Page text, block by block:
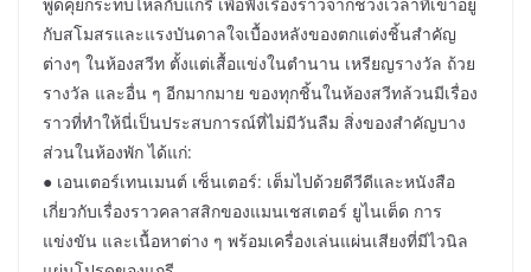
กับสโมสรและแรงบันดาลใจเบื้องหลังของตกแต่งชิ้นสำคัญ
ต่างๆ ในห้องสวีท ตั้งแต่เสื้อแข่งในตำนาน เหรียญรางวัล ถ้วย
รางวัล และอื่น ๆ อีกมากมาย ของทุกชิ้นในห้องสวีทล้วนมีเรื่อง
ราวที่ทำให้นี่เป็นประสบการณ์ที่ไม่มีวันลืม สิ่งของสำคัญบาง
ส่วนในห้องพัก ได้แก่:
● เอนเตอร์เทนเมนต์ เซ็นเตอร์: เต็มไปด้วยดีวีดีและหนังสือ
เกี่ยวกับเรื่องราวคลาสสิกของแมนเชสเตอร์ ยูไนเต็ด การ
แข่งขัน และเนื้อหาต่าง ๆ พร้อมเครื่องเล่นแผ่นเสียงที่มีไวนิล